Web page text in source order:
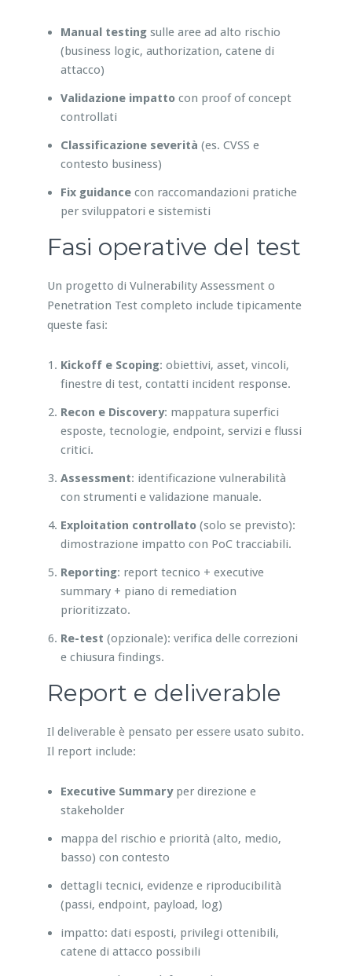
Manual testingsulle aree ad alto rischio
(business logic, authorization, catene di
attacco)
Validazione impattocon proof of concept
controllati
Classificazione severità (es. CVSS e
contesto business)
Fix guidancecon raccomandazioni pratiche
per sviluppatori e sistemisti
Fasi operative del test
Un progetto di Vulnerability Assessment o
Penetration Test completo include tipicamente
queste fasi:
Kickoff e Scoping: obiettivi, asset, vincoli,
finestre di test, contatti incident response.
Recon e Discovery: mappatura superfici
esposte, tecnologie, endpoint, servizi e flussi
critici.
Assessment: identificazione vulnerabilità
con strumenti e validazione manuale.
Exploitation controllato(solo se previsto):
dimostrazione impatto con PoC tracciabili.
Reporting: report tecnico + executive
summary + piano di remediation
prioritizzato.
Re-test (opzionale): verifica delle correzioni
e chiusura findings.
Report e deliverable
Il deliverable è pensato per essere usato subito.
Il report include:
Executive Summaryper direzione e
stakeholder
mappa del rischio e priorità (alto, medio,
basso) con contesto
dettagli tecnici, evidenze e riproducibilità
(passi, endpoint, payload, log)
impatto: dati esposti, privilegi ottenibili,
catene di attacco possibili